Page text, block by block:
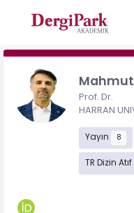
Prof. Dr.
HARRAN
Yayın 8
TR Dizin Atıf